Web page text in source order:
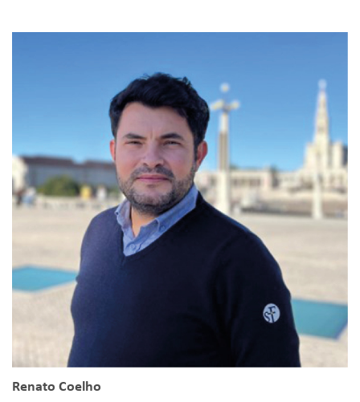
Renato Coelho